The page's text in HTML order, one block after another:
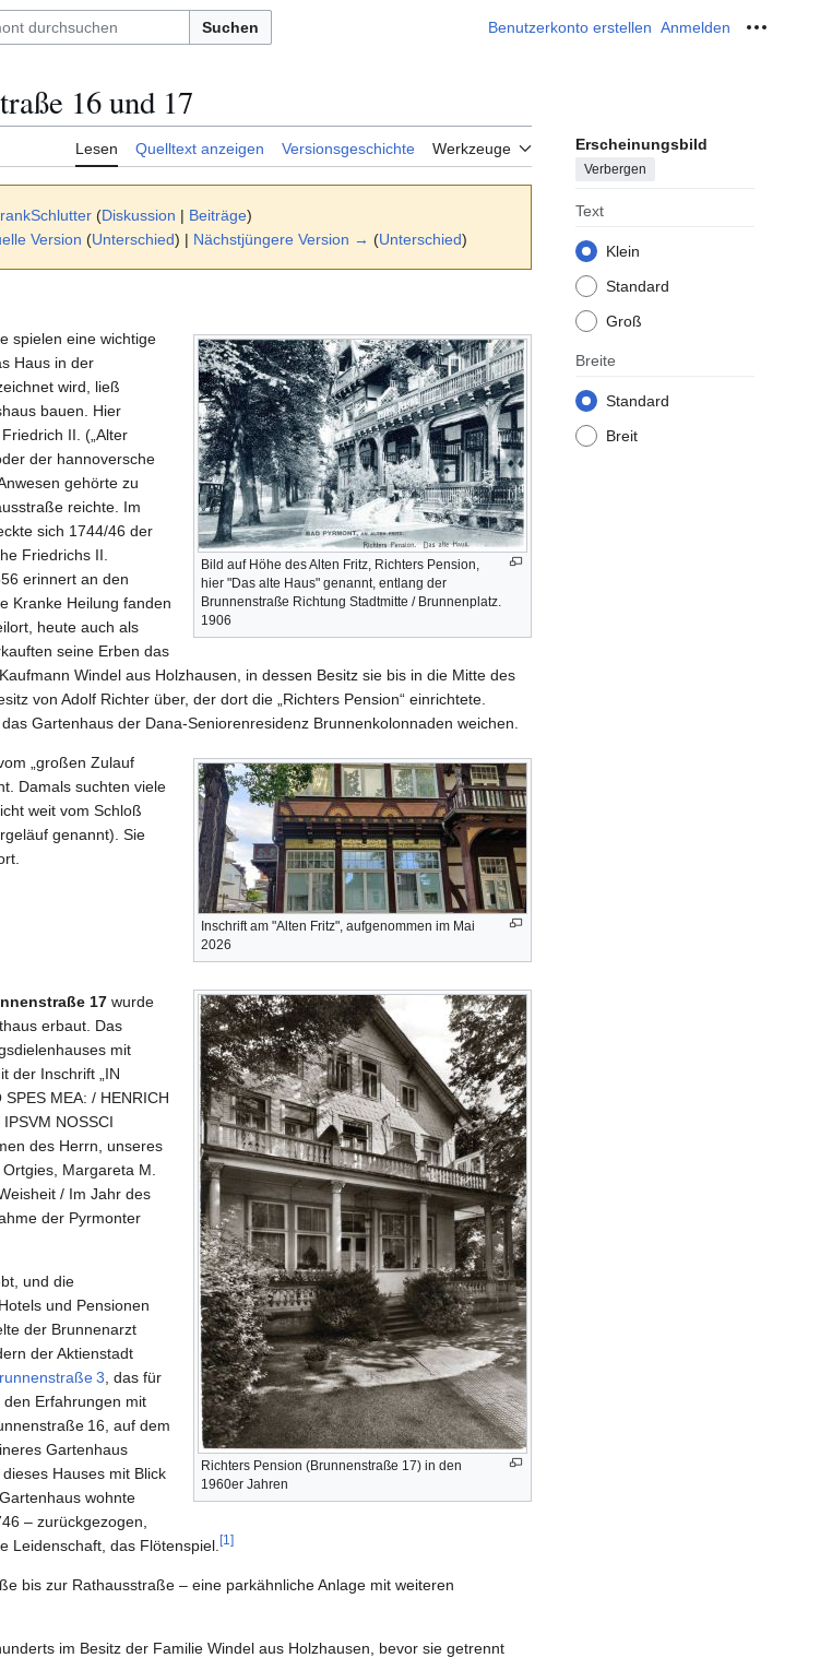
Suchen Benutzerkonto erstellen Anmelden Meine
16 und 17
Lesen Quelltext anzeigen Versionsgeschichte Werkzeuge Erscheinungsbild
Verbergen
Text
Klein
Standard
Groß
Breite
Standard
Breit
(Diskussion | Beiträge)
Version (Unterschied) | Nächstjüngere Version → (Unterschied)
Bild auf Höhe des Alten Fritz, Richters Pension,
hier "Das alte Haus" genannt, entlang der
Brunnenstraße Richtung Stadtmitte / Brunnenplatz.
1906
spielen eine wichtige
Haus in der
wird, ließ
bauen. Hier
II. („Alter
der hannoversche
gehörte zu
reichte. Im
sich 1744/46 der
Friedrichs II.
erinnert an den
Kranke Heilung fanden
heute auch als
seine Erben das
Windel aus Holzhausen, in dessen Besitz sie bis in die Mitte des
von Adolf Richter über, der dort die „Richters Pension“ einrichtete.
Gartenhaus der Dana-Seniorenresidenz Brunnenkolonnaden weichen.
Inschrift am "Alten Fritz", aufgenommen im Mai
2026
„großen Zulauf
Damals suchten viele
weit vom Schloß
genannt). Sie
Richters Pension (Brunnenstraße 17) in den
1960er Jahren
17 wurde
erbaut. Das
mit
der Inschrift „IN
MEA: / HENRICH
NOSSCI
des Herrn, unseres
Margareta M.
/ Im Jahr des
der Pyrmonter
und die
und Pensionen
der Brunnenarzt
der Aktienstadt
3 , das für
Erfahrungen mit
16, auf dem
Gartenhaus
Hauses mit Blick
wohnte
– zurückgezogen,
Leidenschaft, das Flötenspiel. [1 ]
bis zur Rathausstraße – eine parkähnliche Anlage mit weiteren
im Besitz der Familie Windel aus Holzhausen, bevor sie getrennt